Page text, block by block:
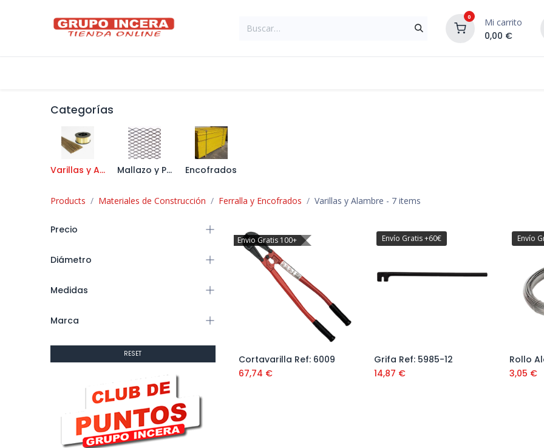
0 Mi carrito
0,00 €
Categorías
Varillas y Alambre Mallazo y Panel Nervado Encofrados
Products Materiales de Construcción Ferralla y Encofrados Varillas y Alambre - 7 items
Precio
Diámetro
Medidas
Marca
RESET
Envio Gratis 100+
Añadir al carrito
Cortavarilla Ref: 6009
67,74 €
Envío Gratis +60€
Añadir al carrito
Grifa Ref: 5985-12
14,87 €
Envío
3,05 €